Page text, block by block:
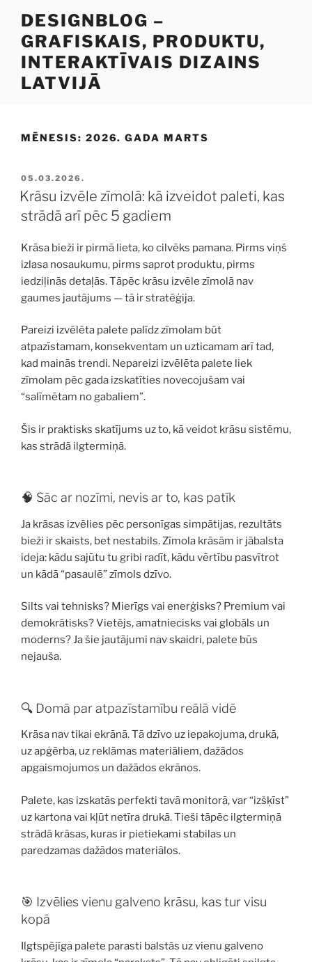
saturu
DESIGNBLOG –
GRAFISKAIS, PRODUKTU,
INTERAKTĪVAIS DIZAINS
LATVIJĀ
MĒNESIS: 2026. GADA MARTS
PUBLICĒTS
05.03.2026.
Krāsu izvēle zīmolā: kā izveidot paleti, kas
strādā arī pēc 5 gadiem
Krāsa bieži ir pirmā lieta, ko cilvēks pamana. Pirms viņš
izlasa nosaukumu, pirms saprot produktu, pirms
iedziļinās detaļās. Tāpēc krāsu izvēle zīmolā nav
gaumes jautājums — tā ir stratēģija.
Pareizi izvēlēta palete palīdz zīmolam būt
atpazīstamam, konsekventam un uzticamam arī tad,
kad mainās trendi. Nepareizi izvēlēta palete liek
zīmolam pēc gada izskatīties novecojušam vai
“salīmētam no gabaliem”.
Šis ir praktisks skatījums uz to, kā veidot krāsu sistēmu,
kas strādā ilgtermiņā.
🧠 Sāc ar nozīmi, nevis ar to, kas patīk
Ja krāsas izvēlies pēc personīgas simpātijas, rezultāts
bieži ir skaists, bet nestabils. Zīmola krāsām ir jābalsta
ideja: kādu sajūtu tu gribi radīt, kādu vērtību pasvītrot
un kādā “pasaulē” zīmols dzīvo.
Silts vai tehnisks? Mierīgs vai enerģisks? Premium vai
demokrātisks? Vietējs, amatniecisks vai globāls un
moderns? Ja šie jautājumi nav skaidri, palete būs
nejauša.
🔍 Domā par atpazīstamību reālā vidē
Krāsa nav tikai ekrānā. Tā dzīvo uz iepakojuma, drukā,
uz apģērba, uz reklāmas materiāliem, dažādos
apgaismojumos un dažādos ekrānos.
Palete, kas izskatās perfekti tavā monitorā, var “izšķīst”
uz kartona vai kļūt netīra drukā. Tieši tāpēc ilgtermiņā
strādā krāsas, kuras ir pietiekami stabilas un
paredzamas dažādos materiālos.
🎯 Izvēlies vienu galveno krāsu, kas tur visu
kopā
Ilgtspējīga palete parasti balstās uz vienu galveno